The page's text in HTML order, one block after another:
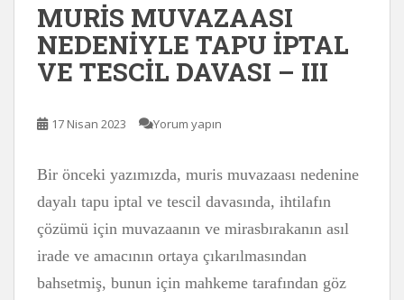
MURİS MUVAZAASI
NEDENİYLE TAPU İPTAL
VE TESCİL DAVASI – III
17 Nisan 2023 Yorum yapın
Bir önceki yazımızda, muris muvazaası nedenine
dayalı tapu iptal ve tescil davasında, ihtilafın
çözümü için muvazaanın ve mirasbırakanın asıl
irade ve amacının ortaya çıkarılmasından
bahsetmiş, bunun için mahkeme tarafından göz